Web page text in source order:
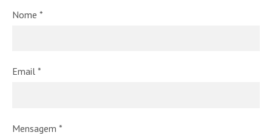
Nome *
Email *
Mensagem *